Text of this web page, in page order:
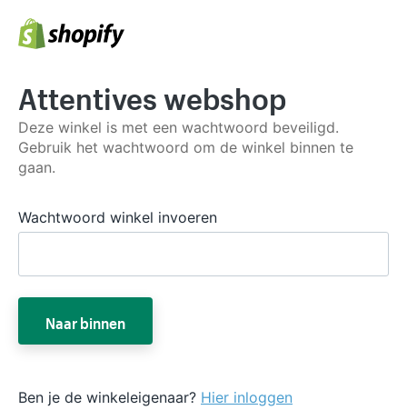
Attentives webshop
Deze winkel is met een wachtwoord beveiligd.
Gebruik het wachtwoord om de winkel binnen te
gaan.
Wachtwoord winkel invoeren
Naar binnen
Ben je de winkeleigenaar? Hier inloggen